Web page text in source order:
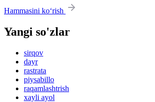
Hammasini ko‘rish
Yangi so'zlar
sirqov
dayr
rastrata
piysabillo
raqamlashtrish
xayli ayol